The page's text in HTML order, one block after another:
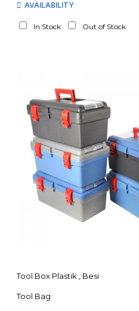
AVAILABILITY
In Stock Out of Stock
Tool Box Plastik , Besi
Tool Bag